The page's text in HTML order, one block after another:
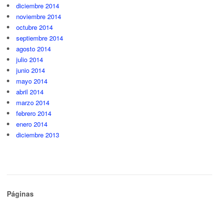
diciembre 2014
noviembre 2014
octubre 2014
septiembre 2014
agosto 2014
julio 2014
junio 2014
mayo 2014
abril 2014
marzo 2014
febrero 2014
enero 2014
diciembre 2013
Páginas